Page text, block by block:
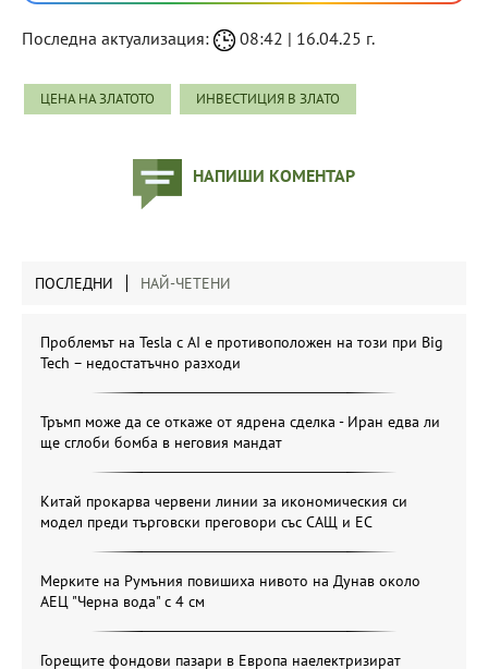
Последна актуализация: 08:42 | 16.04.25 г.
ЦЕНА НА ЗЛАТОТО ИНВЕСТИЦИЯ В ЗЛАТО
НАПИШИ КОМЕНТАР
ПОСЛЕДНИ НАЙ-ЧЕТЕНИ
Проблемът на Tesla с AI е противоположен на този при Big
Tech – недостатъчно разходи
Тръмп може да се откаже от ядрена сделка - Иран едва ли
ще сглоби бомба в неговия мандат
Китай прокарва червени линии за икономическия си
модел преди търговски преговори със САЩ и ЕС
Мерките на Румъния повишиха нивото на Дунав около
АЕЦ "Черна вода" с 4 см
Горещите фондови пазари в Европа наелектризират